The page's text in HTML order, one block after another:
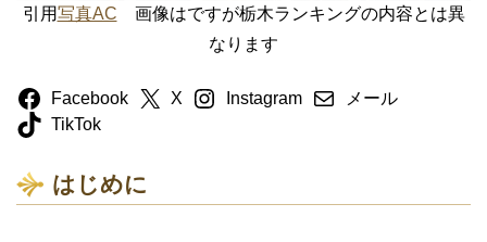
引用写真AC 画像はですが栃木ランキングの内容とは異
なります
Facebook X Instagram
メール
TikTok
はじめに